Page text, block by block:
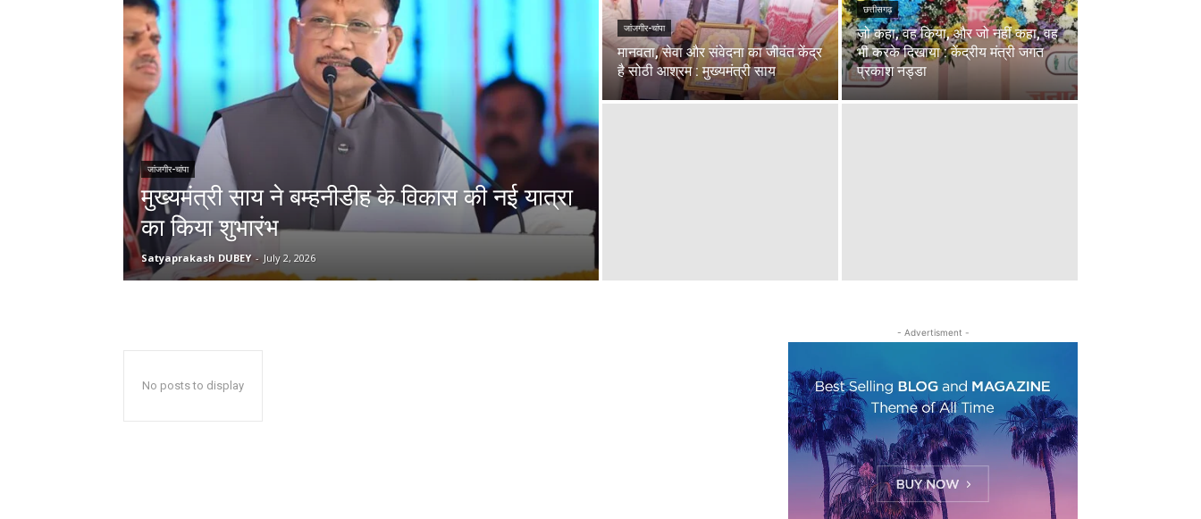
जांजगीर-चांपा
मुख्यमंत्री साय ने बम्हनीडीह के विकास की नई यात्रा
का किया शुभारंभ
Satyaprakash DUBEY - July 2, 2026
जांजगीर-चांपा
मानवता, सेवा और संवेदना का जीवंत केंद्र
है सोठी आश्रम : मुख्यमंत्री साय
छत्तीसगढ़
जो कहा, वह किया, और जो नहीं कहा, वह
भी करके दिखाया : केंद्रीय मंत्री जगत
प्रकाश नड्डा
No posts to display
- Advertisment -